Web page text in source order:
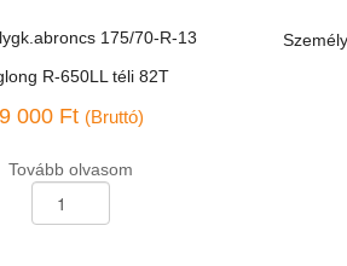
175/70-R-13
R-650LL téli 82T
9 000 Ft (Bruttó)
Tovább olvasom